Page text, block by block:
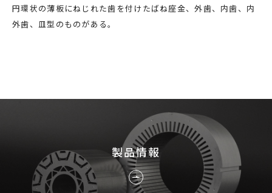
お問い合わせ
株主・投資家情報
円環状の薄板にねじれた歯を付けたばね座金、外歯、内歯、内
外歯、皿型のものがある。
製品情報